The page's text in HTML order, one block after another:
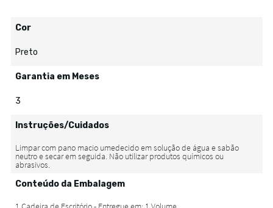
Cor
Preto
Garantia em Meses
3
Instruções/Cuidados
Conteúdo da Embalagem